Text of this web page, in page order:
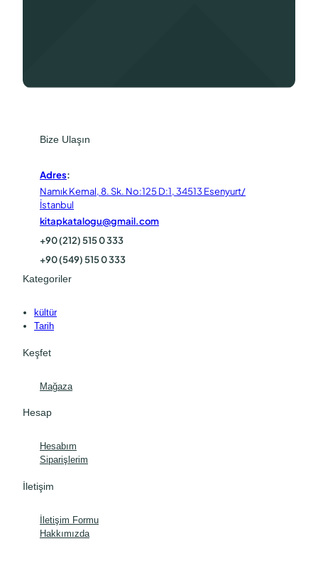
Bize Ulaşın
Adres:
Namık Kemal, 8. Sk. No:125 D:1, 34513 Esenyurt/
İstanbul
kitapkatalogu@gmail.com
+90 (212) 515 0 333
+90 (549) 515 0 333
Kategoriler
kültür
Tarih
Keşfet
Mağaza
Hesap
Hesabım
Siparişlerim
İletişim
İletişim Formu
Hakkımızda